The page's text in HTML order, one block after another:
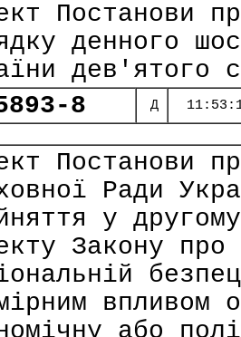
Постанови
денного
дев'ятого
8
Д
Постанови
Ради
у
Закону про
впливом
або